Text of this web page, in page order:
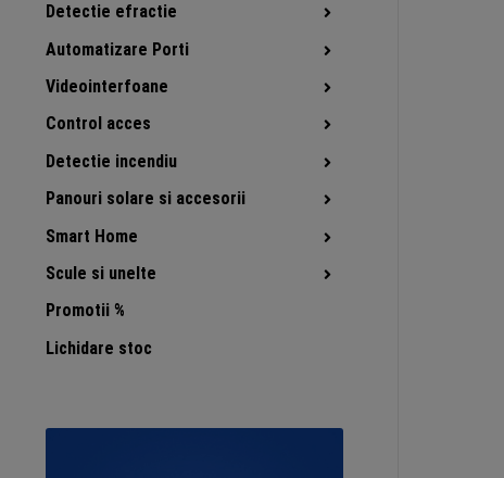
Detectie efractie
Automatizare Porti
Videointerfoane
Control acces
Detectie incendiu
Panouri solare si accesorii
Smart Home
Scule si unelte
Promotii %
Lichidare stoc